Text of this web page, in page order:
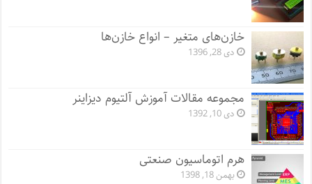
خازن‌های متغیر – انواع خازن‌ها
دی 28, 1396
مجموعه مقالات آموزش آلتیوم دیزاینر
دی 10, 1392
هرم اتوماسیون صنعتی
بهمن 18, 1398